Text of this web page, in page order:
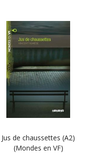
Jus de chaussettes (A2)
(Mondes en VF)